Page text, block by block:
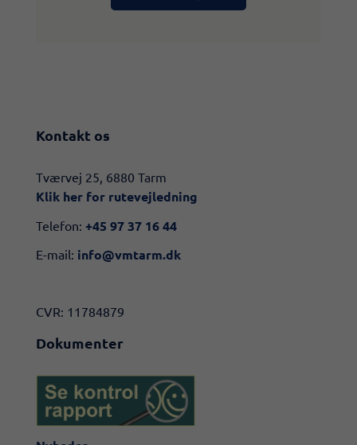
Kontakt os
​​Tværvej 25, 6880 Tarm
Klik her for rutevejledning​
Telefon: +45 97 37 16 44
E-mail: info@vmtarm.dk
CVR: 11784879
Dokumenter